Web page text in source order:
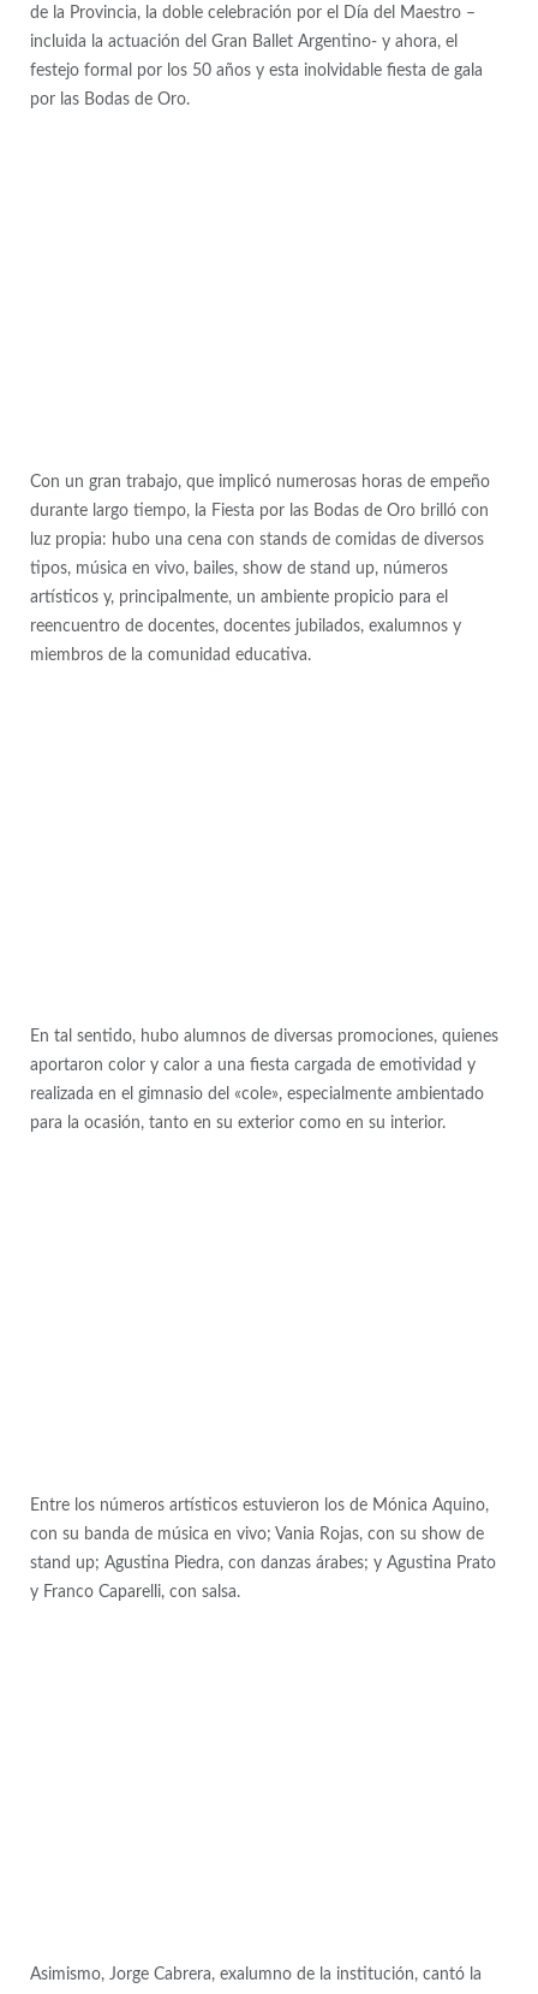
de la Provincia, la doble celebración por el Día del Maestro –
incluida la actuación del Gran Ballet Argentino- y ahora, el
festejo formal por los 50 años y esta inolvidable fiesta de gala
por las Bodas de Oro.
Con un gran trabajo, que implicó numerosas horas de empeño
durante largo tiempo, la Fiesta por las Bodas de Oro brilló con
luz propia: hubo una cena con stands de comidas de diversos
tipos, música en vivo, bailes, show de stand up, números
artísticos y, principalmente, un ambiente propicio para el
reencuentro de docentes, docentes jubilados, exalumnos y
miembros de la comunidad educativa.
En tal sentido, hubo alumnos de diversas promociones, quienes
aportaron color y calor a una fiesta cargada de emotividad y
realizada en el gimnasio del «cole», especialmente ambientado
para la ocasión, tanto en su exterior como en su interior.
Entre los números artísticos estuvieron los de Mónica Aquino,
con su banda de música en vivo; Vania Rojas, con su show de
stand up; Agustina Piedra, con danzas árabes; y Agustina Prato
y Franco Caparelli, con salsa.
Asimismo, Jorge Cabrera, exalumno de la institución, cantó la